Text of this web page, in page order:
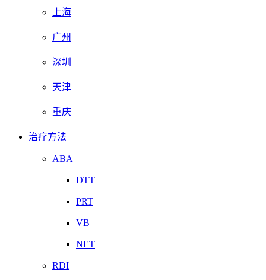
上海
广州
深圳
天津
重庆
治疗方法
ABA
DTT
PRT
VB
NET
RDI